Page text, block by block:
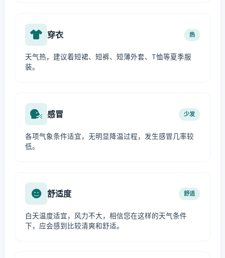
穿衣 热
天气热，建议着短裙、短裤、短薄外套、T恤等夏季服
装。
感冒 少发
各项气象条件适宜，无明显降温过程，发生感冒几率较
低。
舒适度 舒适
白天温度适宜，风力不大，相信您在这样的天气条件
下，应会感到比较清爽和舒适。